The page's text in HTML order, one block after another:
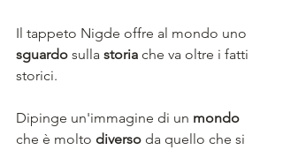
Il tappeto Nigde offre al mondo uno
sguardo sulla storia che va oltre i fatti
storici.
Dipinge un'immagine di un mondo
che è molto diverso da quello che si